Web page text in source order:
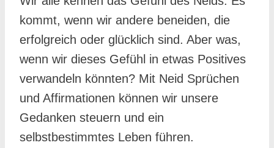
kommt, wenn wir andere beneiden, die
erfolgreich oder glücklich sind. Aber was,
wenn wir dieses Gefühl in etwas Positives
verwandeln könnten? Mit Neid Sprüchen
und Affirmationen können wir unsere
Gedanken steuern und ein
selbstbestimmtes Leben führen.